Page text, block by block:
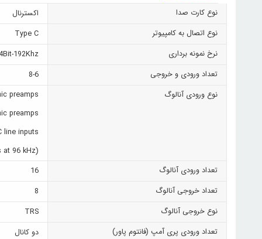
نوع کارت صدا
اکسترنال
نوع اتصال به کامپیوتر
Type C
نرخ نمونه برداری
192Khz
تعداد ورودی و خروجی
8-6
نوع ورودی آنالوگ
preamps
preamps
line inputs
at 96 kHz)
تعداد ورودی آنالوگ
16
تعداد خروجی آنالوگ
8
نوع خروجی آنالوگ
TRS
تعداد ورودی پری آمپ (فانتوم پاور)
دو کانال